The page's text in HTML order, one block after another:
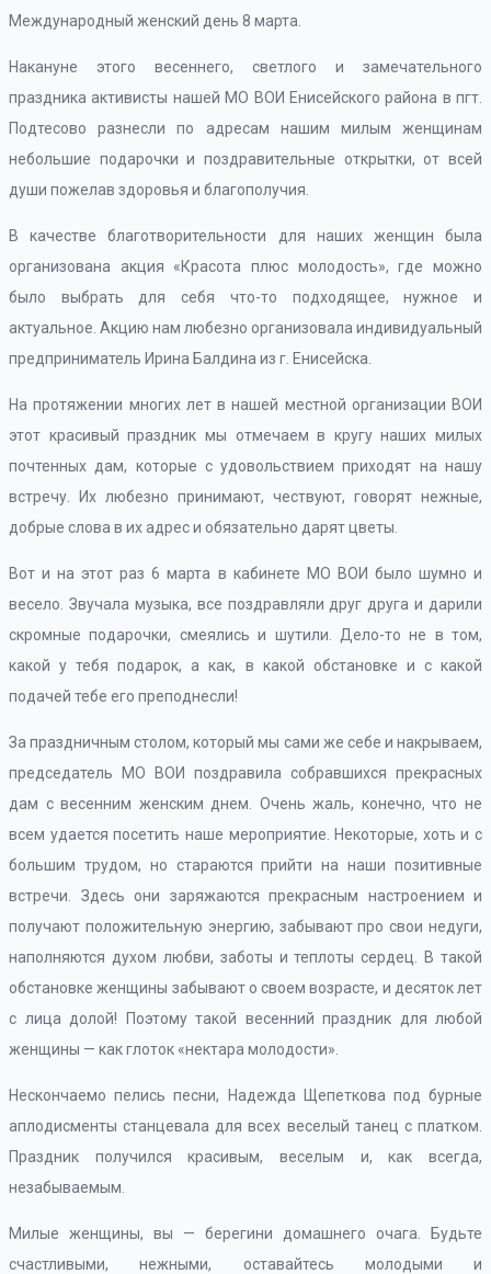
Международный женский день 8 марта.
Накануне этого весеннего, светлого и замечательного
праздника активисты нашей МО ВОИ Енисейского района в пгт.
Подтесово разнесли по адресам нашим милым женщинам
небольшие подарочки и поздравительные открытки, от всей
души пожелав здоровья и благополучия.
В качестве благотворительности для наших женщин была
организована акция «Красота плюс молодость», где можно
было выбрать для себя что-то подходящее, нужное и
актуальное. Акцию нам любезно организовала индивидуальный
предприниматель Ирина Балдина из г. Енисейска.
На протяжении многих лет в нашей местной организации ВОИ
этот красивый праздник мы отмечаем в кругу наших милых
почтенных дам, которые с удовольствием приходят на нашу
встречу. Их любезно принимают, чествуют, говорят нежные,
добрые слова в их адрес и обязательно дарят цветы.
Вот и на этот раз 6 марта в кабинете МО ВОИ было шумно и
весело. Звучала музыка, все поздравляли друг друга и дарили
скромные подарочки, смеялись и шутили. Дело-то не в том,
какой у тебя подарок, а как, в какой обстановке и с какой
подачей тебе его преподнесли!
За праздничным столом, который мы сами же себе и накрываем,
председатель МО ВОИ поздравила собравшихся прекрасных
дам с весенним женским днем. Очень жаль, конечно, что не
всем удается посетить наше мероприятие. Некоторые, хоть и с
большим трудом, но стараются прийти на наши позитивные
встречи. Здесь они заряжаются прекрасным настроением и
получают положительную энергию, забывают про свои недуги,
наполняются духом любви, заботы и теплоты сердец. В такой
обстановке женщины забывают о своем возрасте, и десяток лет
с лица долой! Поэтому такой весенний праздник для любой
женщины — как глоток «нектара молодости».
Нескончаемо пелись песни, Надежда Щепеткова под бурные
аплодисменты станцевала для всех веселый танец с платком.
Праздник получился красивым, веселым и, как всегда,
незабываемым.
Милые женщины, вы — берегини домашнего очага. Будьте
счастливыми, нежными, оставайтесь молодыми и